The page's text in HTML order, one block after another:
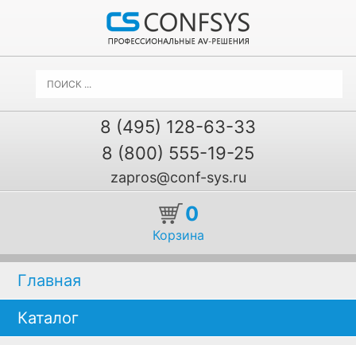
8 (495) 128-63-33
8 (800) 555-19-25
zapros@conf-sys.ru
0
Корзина
Главная
Каталог